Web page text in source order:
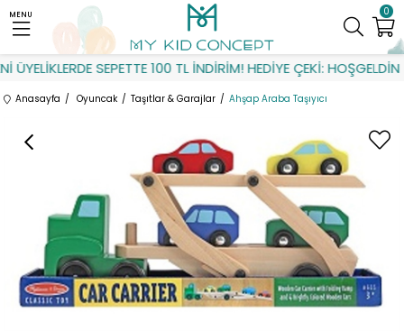
SEPETTE 100 TL İNDİRİM! HEDİYE ÇEKİ: HOŞGELDİN
0
MENU
Anasayfa Oyuncak Taşıtlar & Garajlar Ahşap Araba Taşıyıcı